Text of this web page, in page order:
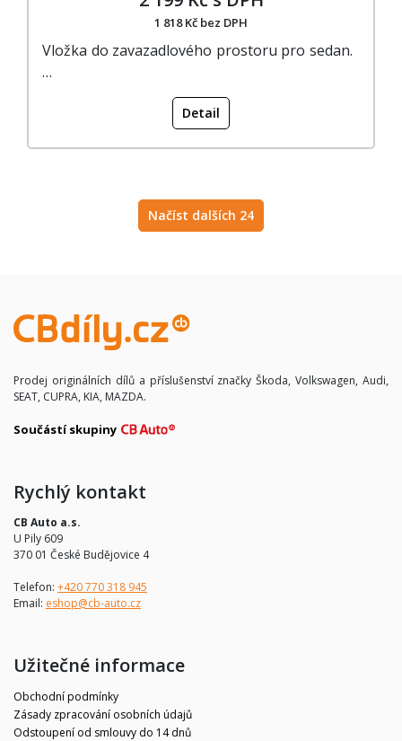
1 818 Kč bez DPH
Vložka do zavazadlového prostoru pro sedan.
…
Detail
Načíst dalších 24
Prodej originálních dílů a příslušenství značky Škoda, Volkswagen, Audi,
SEAT, CUPRA, KIA, MAZDA.
Součástí skupiny
Rychlý kontakt
CB Auto a.s.
U Pily 609
370 01 České Budějovice 4
Telefon: +420 770 318 945
Email: eshop@cb-auto.cz
Užitečné informace
Obchodní podmínky
Zásady zpracování osobních údajů
Odstoupení od smlouvy do 14 dnů